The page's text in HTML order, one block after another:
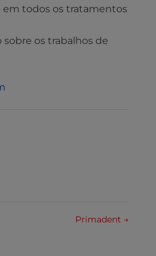
em todos os tratamentos
sobre os trabalhos de
Primadent →